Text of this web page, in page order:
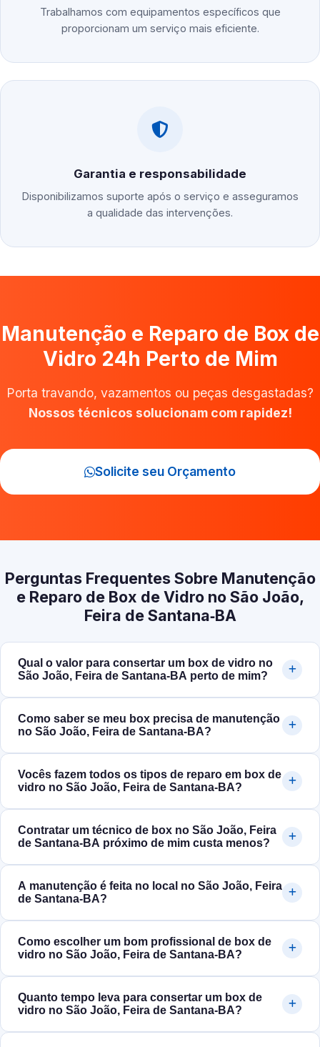
Trabalhamos com equipamentos específicos que
proporcionam um serviço mais eficiente.
Garantia e responsabilidade
Disponibilizamos suporte após o serviço e asseguramos
a qualidade das intervenções.
Manutenção e Reparo de Box de
Vidro 24h Perto de Mim
Porta travando, vazamentos ou peças desgastadas?
Nossos técnicos solucionam com rapidez!
Solicite seu Orçamento
Perguntas Frequentes Sobre Manutenção
e Reparo de Box de Vidro no São João,
Feira de Santana‑BA
Qual o valor para consertar um box de vidro no
São João, Feira de Santana‑BA perto de mim?
Como saber se meu box precisa de manutenção
no São João, Feira de Santana‑BA?
Vocês fazem todos os tipos de reparo em box de
vidro no São João, Feira de Santana‑BA?
Contratar um técnico de box no São João, Feira
de Santana‑BA próximo de mim custa menos?
A manutenção é feita no local no São João, Feira
de Santana‑BA?
Como escolher um bom profissional de box de
vidro no São João, Feira de Santana‑BA?
Quanto tempo leva para consertar um box de
vidro no São João, Feira de Santana‑BA?